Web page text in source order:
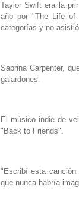
Taylor Swift era la
año por "The Life of
categorías y no
Sabrina Carpenter,
galardones.
El músico indie de
"Back to Friends".
"Escribí esta canción
que nunca habría